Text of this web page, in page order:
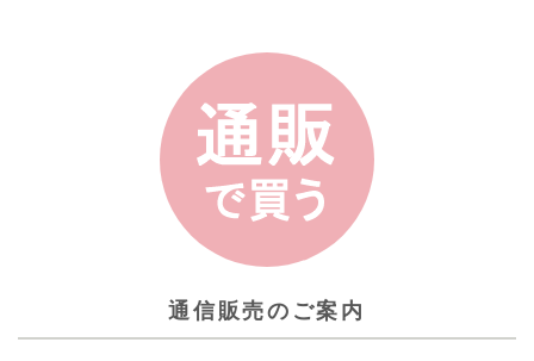
通信販売のご案内